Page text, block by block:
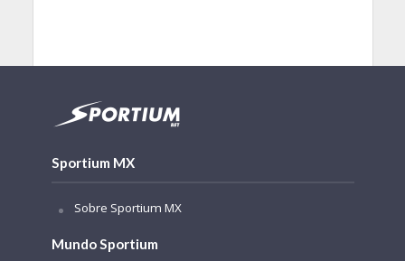
Sportium MX
Sobre Sportium MX
Mundo Sportium